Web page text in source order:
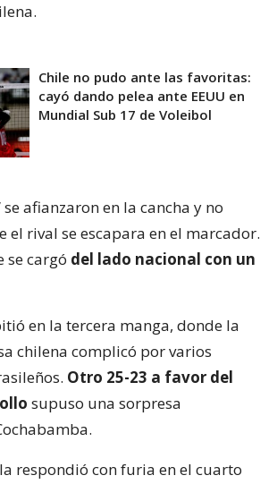
Chile no pudo ante las favoritas:
cayó dando pelea ante EEUU en
Mundial Sub 17 de Voleibol
se afianzaron en la cancha y no
el rival se escapara en el marcador.
se cargó del lado nacional con un
en la tercera manga, donde la
chilena complicó por varios
Otro 25-23 a favor del
supuso una sorpresa
respondió con furia en el cuarto